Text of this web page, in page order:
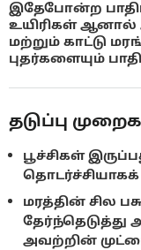
இதேபோன்ற
உயிரிகள்
மற்றும் காட்டு
புதர்களையும்
தடுப்பு
பூச்சிகள்
மரத்தின் சில
தேர்ந்தெடுத்து
அவற்றின்